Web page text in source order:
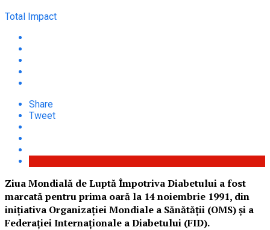
Total Impact
Share
Tweet
Ziua Mondială de Luptă Împotriva Diabetului a fost
marcată pentru prima oară la 14 noiembrie 1991, din
iniţiativa Organizaţiei Mondiale a Sănătăţii (OMS) şi a
Federaţiei Internaţionale a Diabetului (FID).